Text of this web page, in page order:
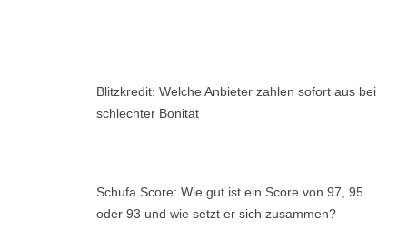
Blitzkredit: Welche Anbieter zahlen sofort aus bei
schlechter Bonität
Schufa Score: Wie gut ist ein Score von 97, 95
oder 93 und wie setzt er sich zusammen?